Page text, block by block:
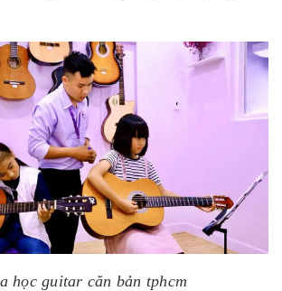
học guitar căn bản tphcm